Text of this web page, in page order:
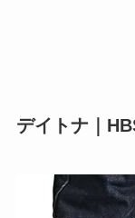
デイトナ｜